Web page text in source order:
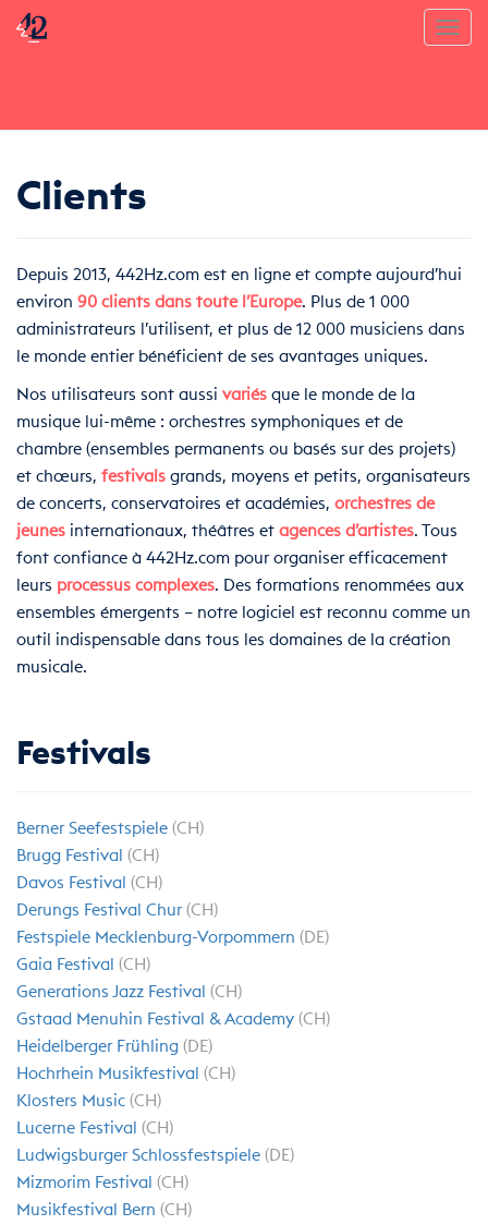
Clients
Depuis 2013, 442Hz.com est en ligne et compte aujourd’hui
environ 90 clients dans toute l’Europe. Plus de 1 000
administrateurs l’utilisent, et plus de 12 000 musiciens dans
le monde entier bénéficient de ses avantages uniques.
Nos utilisateurs sont aussi variés que le monde de la
musique lui-même : orchestres symphoniques et de
chambre (ensembles permanents ou basés sur des projets)
et chœurs, festivals grands, moyens et petits, organisateurs
de concerts, conservatoires et académies, orchestres de
jeunes internationaux, théâtres et agences d’artistes. Tous
font confiance à 442Hz.com pour organiser efficacement
leurs processus complexes. Des formations renommées aux
ensembles émergents – notre logiciel est reconnu comme un
outil indispensable dans tous les domaines de la création
musicale.
Festivals
Berner Seefestspiele (CH)
Brugg Festival (CH)
Davos Festival (CH)
Derungs Festival Chur(CH)
Festspiele Mecklenburg-Vorpommern (DE)
Gaia Festival (CH)
Generations Jazz Festival (CH)
Gstaad Menuhin Festival & Academy (CH)
Heidelberger Frühling (DE)
Hochrhein Musikfestival (CH)
Klosters Music (CH)
Lucerne Festival (CH)
Ludwigsburger Schlossfestspiele (DE)
Mizmorim Festival (CH)
Musikfestival Bern (CH)